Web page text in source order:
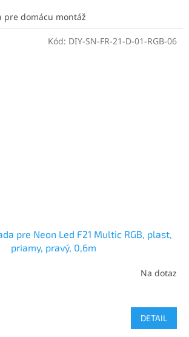
pre domácu montáž
pre Neon Led F21 Multic RGB, plast,
priamy, pravý, 0,6m
Na dotaz
DETAIL
Kód: DIY-SN-FR-21-D-01-RGB-06